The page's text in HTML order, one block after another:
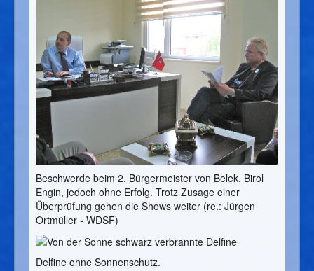
Beschwerde beim 2. Bürgermeister von Belek, Birol
Engin, jedoch ohne Erfolg. Trotz Zusage einer
Überprüfung gehen die Shows weiter (re.: Jürgen
Ortmüller - WDSF)
Delfine ohne Sonnenschutz.